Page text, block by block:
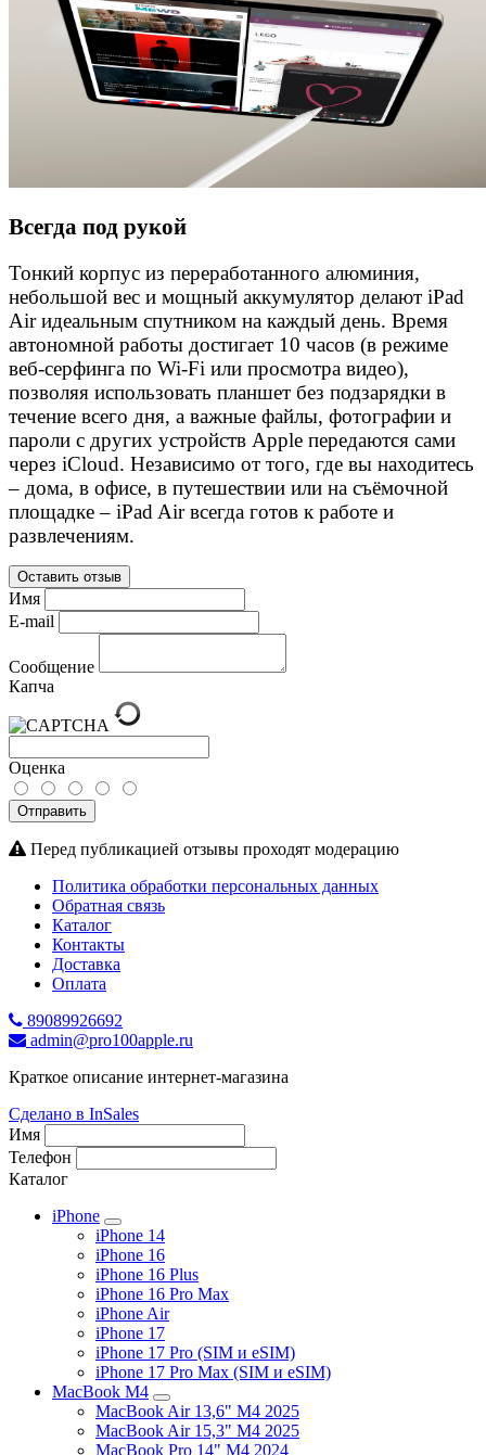
Всегда под рукой
Тонкий корпус из переработанного алюминия,
небольшой вес и мощный аккумулятор делают iPad
Air идеальным спутником на каждый день. Время
автономной работы достигает 10 часов (в режиме
веб-серфинга по Wi-Fi или просмотра видео),
позволяя использовать планшет без подзарядки в
течение всего дня, а важные файлы, фотографии и
пароли с других устройств Apple передаются сами
через iCloud. Независимо от того, где вы находитесь
– дома, в офисе, в путешествии или на съёмочной
площадке – iPad Air всегда готов к работе и
развлечениям.
Оставить отзыв
Имя
E-mail
Сообщение
Капча
Оценка
Отправить
Перед публикацией отзывы проходят модерацию
Политика обработки персональных данных
Обратная связь
Каталог
Контакты
Доставка
Оплата
89089926692
admin@pro100apple.ru
Краткое описание интернет-магазина
Сделано в InSales
Имя
Телефон
Каталог
iPhone
iPhone 14
iPhone 16
iPhone 16 Plus
iPhone 16 Pro Max
iPhone Air
iPhone 17
iPhone 17 Pro (SIM и eSIM)
iPhone 17 Pro Max (SIM и eSIM)
MacBook M4
MacBook Air 13,6" M4 2025
MacBook Air 15,3" M4 2025
MacBook Pro 14" M4 2024